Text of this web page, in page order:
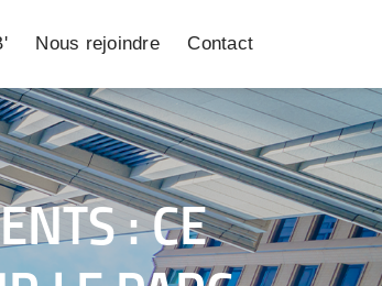
Nous rejoindre Contact
: CE